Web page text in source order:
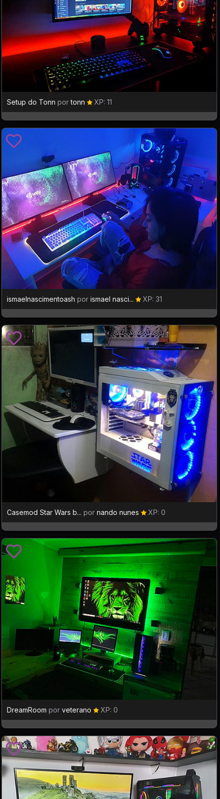
Setup do Tonn portonn XP: 11
ismaelnascimentoash por ismael nasci... XP: 31
Casemod Star Wars b... por nando nunes XP: 0
DreamRoom por veterano XP: 0